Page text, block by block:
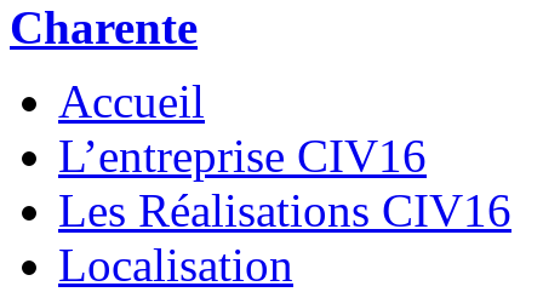
Charente
Accueil
L’entreprise CIV16
Les Réalisations CIV16
Localisation